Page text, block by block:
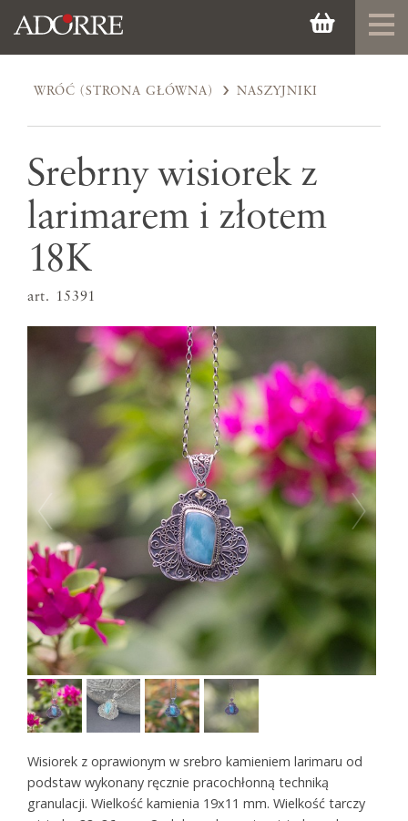
WRÓĆ (STRONA GŁÓWNA) NASZYJNIKI
Srebrny wisiorek z
larimarem i złotem
18K
art. 15391
Wisiorek z oprawionym w srebro kamieniem larimaru od
podstaw wykonany ręcznie pracochłonną techniką
granulacji. Wielkość kamienia 19x11 mm. Wielkość tarczy